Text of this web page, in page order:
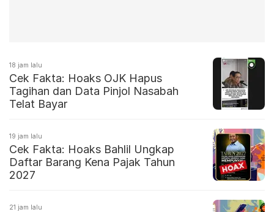
18 jam lalu
Cek Fakta: Hoaks OJK Hapus
Tagihan dan Data Pinjol Nasabah
Telat Bayar
19 jam lalu
Cek Fakta: Hoaks Bahlil Ungkap
Daftar Barang Kena Pajak Tahun
2027
21 jam lalu